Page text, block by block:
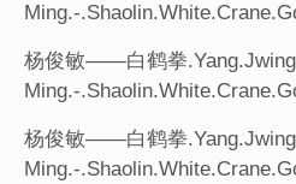
Ming.-
杨俊敏——白鹤拳
Ming.-
杨俊敏——白鹤拳
Ming.-